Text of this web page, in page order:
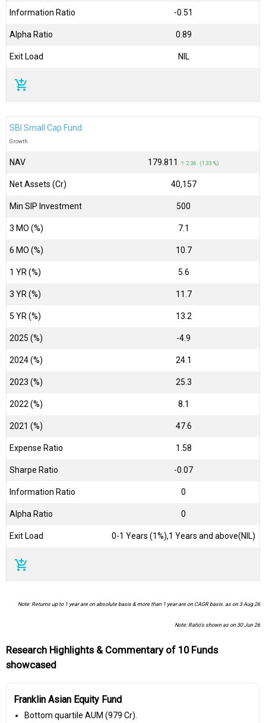
Information Ratio -0.51
Alpha Ratio 0.89
Exit Load NIL
add_shopping_cart
SBI Small Cap Fund
Growth
NAV ₹179.811 ↑ 2.36 (1.33 %)
Net Assets (Cr) ₹40,157
Min SIP Investment 500
3 MO (%) 7.1
6 MO (%) 10.7
1 YR (%) 5.6
3 YR (%) 11.7
5 YR (%) 13.2
2025 (%) -4.9
2024 (%) 24.1
2023 (%) 25.3
2022 (%) 8.1
2021 (%) 47.6
Expense Ratio 1.58
Sharpe Ratio -0.07
Information Ratio 0
Alpha Ratio 0
Exit Load 0-1 Years (1%),1 Years and above(NIL)
add_shopping_cart
Note: Returns up to 1 year are on absolute basis & more than 1 year are on CAGR basis. as on 3 Aug 26
Note: Ratio's shown as on 30 Jun 26
Research Highlights & Commentary of 10 Funds
showcased
Franklin Asian Equity Fund
Bottom quartile AUM (₹979 Cr).